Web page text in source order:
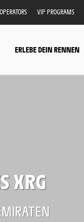
VIP PROGRAMS
ERLEBE DEIN RENNEN
XRG